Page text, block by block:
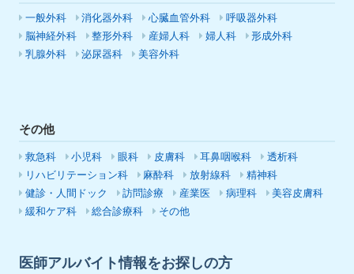
一般外科 消化器外科 心臓血管外科
呼吸器外科
脳神経外科
整形外科 産婦人科 婦人科
形成外科
乳腺外科
泌尿器科 美容外科
その他
救急科 小児科 眼科 皮膚科 耳鼻咽喉科
透析科
リハビリテーション科
麻酔科 放射線科
精神科
健診・人間ドック
訪問診療 産業医 病理科
美容皮膚科
緩和ケア科
総合診療科 その他
医師アルバイト情報をお探しの方